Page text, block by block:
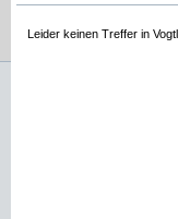
Leider keinen Treffer in